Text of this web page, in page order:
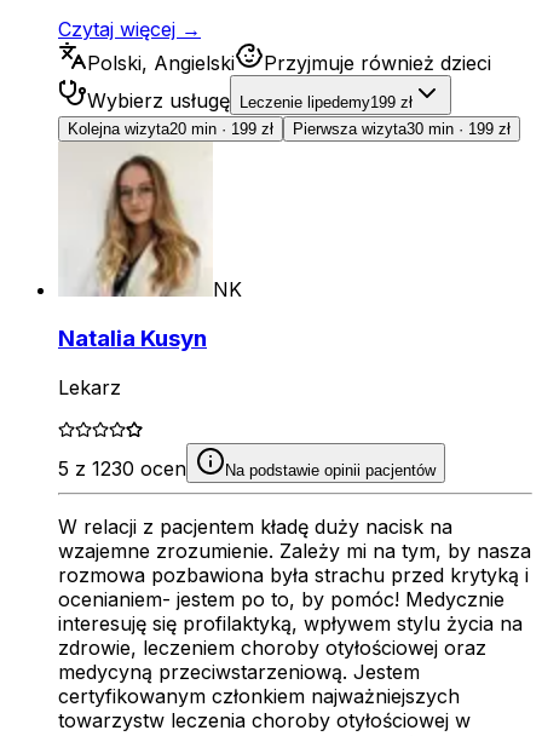
Czytaj więcej →
Polski, Angielski
Przyjmuje również dzieci
Wybierz usługę
Leczenie lipedemy199 zł
Kolejna wizyta20 min · 199 zł Pierwsza wizyta30 min · 199 zł
NK
Natalia Kusyn
Lekarz
5 z 1230 ocen Na podstawie opinii pacjentów
W relacji z pacjentem kładę duży nacisk na
wzajemne zrozumienie. Zależy mi na tym, by nasza
rozmowa pozbawiona była strachu przed krytyką i
ocenianiem- jestem po to, by pomóc! Medycznie
interesuję się profilaktyką, wpływem stylu życia na
zdrowie, leczeniem choroby otyłościowej oraz
medycyną przeciwstarzeniową. Jestem
certyfikowanym członkiem najważniejszych
towarzystw leczenia choroby otyłościowej w